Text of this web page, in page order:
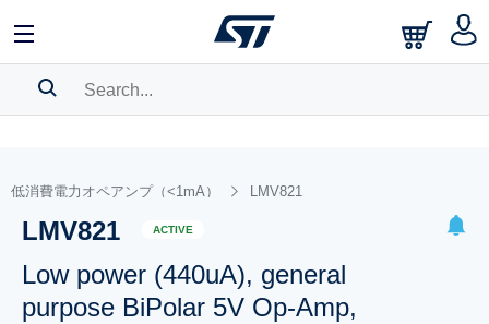
BOOKMARK
Pleaselog in to show your saved searches.
低消費電力オペアンプ（<1mA） LMV821
LMV821 ACTIVE
Low power (440uA), general
purpose BiPolar 5V Op-Amp,